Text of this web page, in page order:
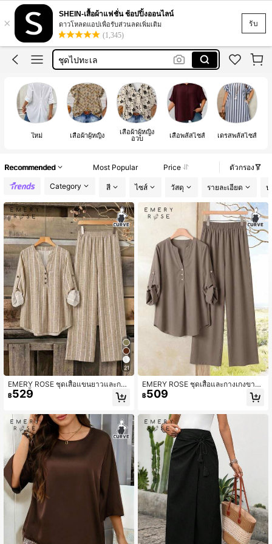
รับ
×
SHEIN-เสื้อผ้าแฟชั่น ช้อปปิ้งออนไลน์
ดาวโหลดแอปเพื่อรับส่วนลดเพิ่มเติม
(1,345)
ชุดเซ็ทผู้หญิง
เดรส
ชุดไปทะเล
ชุดว่ายน้ำ
ชุดเซ็ทผู้หญิง
เดรส
ใหม่ เสื้อผ้าผู้หญิง เสื้อผ้าผู้หญิง
อวบ เสื้อพลัสไซส์ เดรสพลัสไซส์
Recommended Most Popular Price ตัวกรอง
Category สี ไซส์ วัสดุ รายละเอียด ป
21
EMERY ROSE ชุดเสื้อแขนยาวและกาง
เกง 2 ชิ้น สำหรับผู้หญิงไซส์ใหญ่, ชุดลา
ยทางสำหรับผู้หญิง, ชุดลำลองสำหรับผู้
฿529
EMERY ROSE ชุดเสื้อและกางเกงขายา
วสีขากีเรียบง่าย คอวี แขนพับ เอวยืดหยุ่
น - ชุดผู้หญิงสบายฤดูใบไม้ร่วง/ฤดูหนา
฿509